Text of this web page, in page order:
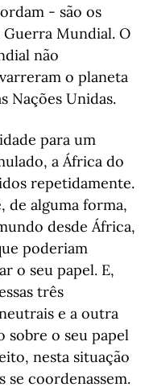
- são os
Guerra Mundial. O
não
o planeta
Nações Unidas.
para um
a África do
repetidamente.
de alguma forma,
desde África,
poderiam
o seu papel. E,
três
e a outra
sobre o seu papel
nesta situação
se coordenassem.